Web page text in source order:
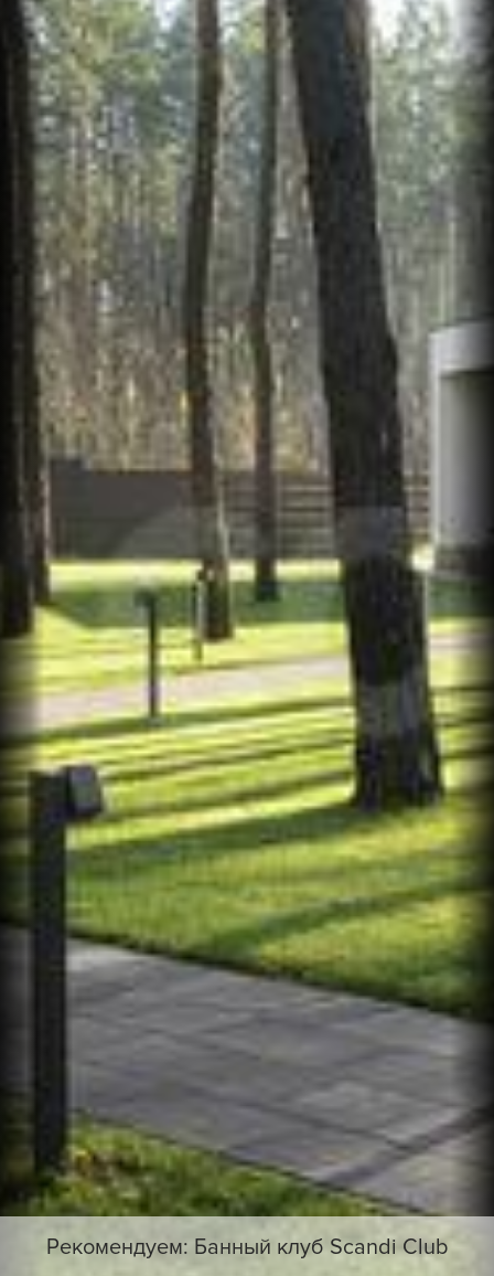
Рекомендуем: Банный клуб Scandi Club